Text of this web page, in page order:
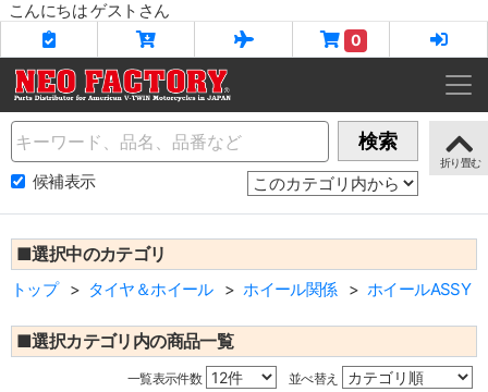
こんにちは ゲストさん
0
Name 検索
候補表示
■選択中のカテゴリ
トップ タイヤ＆ホイール ホイール関係 ホイールASSY
■選択カテゴリ内の商品一覧
一覧表示件数 並べ替え